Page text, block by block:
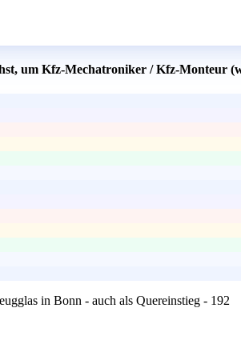
um Kfz-Mechatroniker / Kfz-Monteur
in Bonn - auch als Quereinstieg - 192